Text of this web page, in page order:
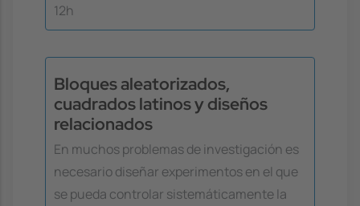
12h
Bloques aleatorizados,
cuadrados latinos y diseños
relacionados
En muchos problemas de investigación es
necesario diseñar experimentos en el que
se pueda controlar sistemáticamente la